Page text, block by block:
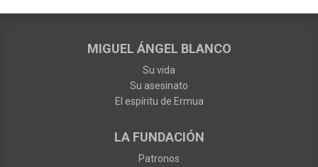
MIGUEL ÁNGEL BLANCO
Su vida
Su asesinato
El espíritu de Ermua
LA FUNDACIÓN
Patronos